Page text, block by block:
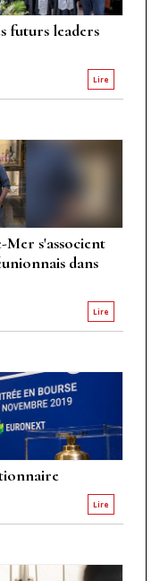
futurs leaders
Lire
s'associent
dans
Lire
Lire